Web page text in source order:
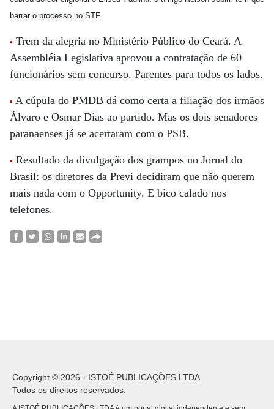
barrar o processo no STF.
• Trem da alegria no Ministério Público do Ceará. A
Assembléia Legislativa aprovou a contratação de 60
funcionários sem concurso. Parentes para todos os lados.
• A cúpula do PMDB dá como certa a filiação dos irmãos
Álvaro e Osmar Dias ao partido. Mas os dois senadores
paranaenses já se acertaram com o PSB.
• Resultado da divulgação dos grampos no Jornal do
Brasil: os diretores da Previ decidiram que não querem
mais nada com o Opportunity. E bico calado nos
telefones.
Copyright © 2026 - ISTOÉ PUBLICAÇÕES LTDA
Todos os direitos reservados.